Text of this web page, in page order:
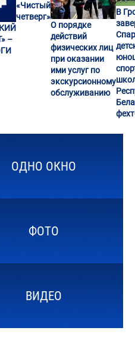
ОДНО ОКНО
ФОТО
ВИДЕО
–
«Чистый
четверг»
О порядке
действий
физических лиц
при оказании
ими услуг по
экскурсионному
обслуживанию
В